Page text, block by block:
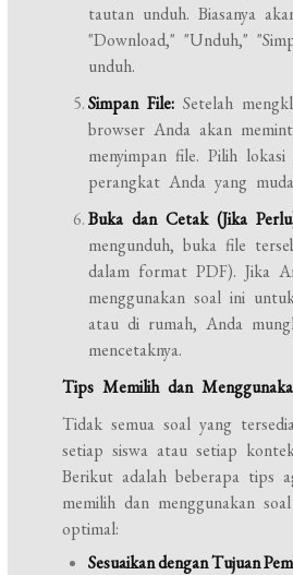
tautan unduh. Biasanya
"Download," "Unduh,"
unduh.
Simpan File: Setelah
browser Anda akan
menyimpan file. Pilih
perangkat Anda yang
Buka dan Cetak (Jika
mengunduh, buka file
dalam format PDF). Jika
menggunakan soal ini
atau di rumah, Anda
mencetaknya.
Tips Memilih dan
Tidak semua soal yang
setiap siswa atau setiap
Berikut adalah beberapa tips
memilih dan menggunakan
optimal:
Sesuaikan dengan Tujuan